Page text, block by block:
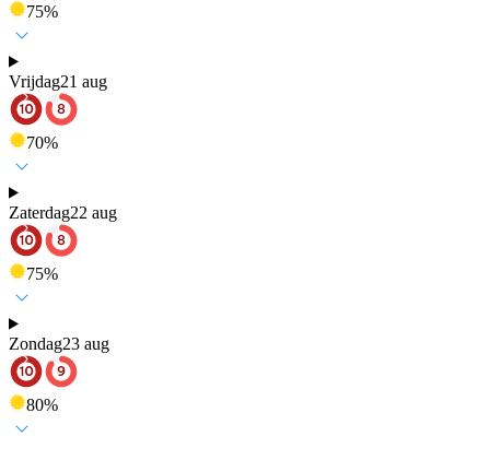
75%
Vrijdag21 aug
70%
Zaterdag22 aug
75%
Zondag23 aug
80%